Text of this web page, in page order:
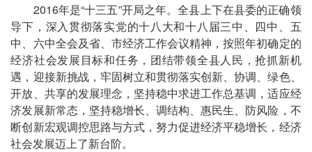
2016年是“十三五”开局之年。全县上下在县委的正确领
导下，深入贯彻落实党的十八大和十八届三中、四中、五
中、六中全会及省、市经济工作会议精神，按照年初确定的
经济社会发展目标和任务，团结带领全县人民，抢抓新机
遇，迎接新挑战，牢固树立和贯彻落实创新、协调、绿色、
开放、共享的发展理念，坚持稳中求进工作总基调，适应经
济发展新常态，坚持稳增长、调结构、惠民生、防风险，不
断创新宏观调控思路与方式，努力促进经济平稳增长，经济
社会发展迈上了新台阶。